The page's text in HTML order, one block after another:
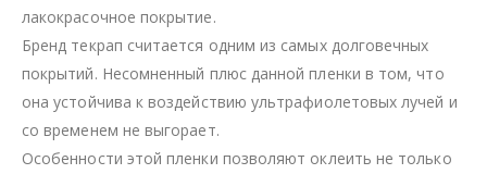
лакокрасочное покрытие.
Бренд текрап считается одним из самых долговечных
покрытий. Несомненный плюс данной пленки в том, что
она устойчива к воздействию ультрафиолетовых лучей и
со временем не выгорает.
Особенности этой пленки позволяют оклеить не только